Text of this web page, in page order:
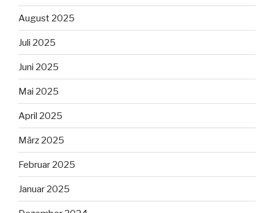
August 2025
Juli 2025
Juni 2025
Mai 2025
April 2025
März 2025
Februar 2025
Januar 2025